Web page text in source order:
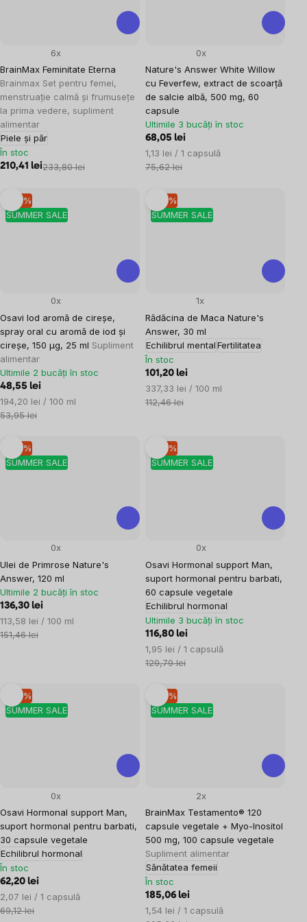
BrainMax Feminitate Eterna
Brainmax Set pentru femei,
menstruație calmă și frumusețe
la prima vedere, supliment
alimentar
Piele și păr
6x
În stoc
210,41 lei233,80 lei
Nature's Answer White Willow
cu Feverfew, extract de scoarță
de salcie albă, 500 mg, 60
capsule
0x
Ultimile 3 bucăți în stoc
68,05 lei
Evaluare
preţ:
1,13 lei / 1 capsulă
75,62 lei
SUMMER SALE
–10 %
Osavi Iod aromă de cireșe,
spray oral cu aromă de iod și
cireșe, 150 µg, 25 ml Supliment
alimentar
0x
Ultimile 2 bucăți în stoc
48,55 lei
Evaluare
preţ:
194,20 lei / 100 ml
53,95 lei
SUMMER SALE
–10 %
Rădăcina de Maca Nature's
Answer, 30 ml
Echilibrul mentalFertilitatea
1x
În stoc
101,20 lei
Evaluare
preţ:
337,33 lei / 100 ml
112,46 lei
SUMMER SALE
–10 %
Ulei de Primrose Nature's
Answer, 120 ml
0x
Ultimile 2 bucăți în stoc
136,30 lei
Evaluare
preţ:
113,58 lei / 100 ml
151,46 lei
SUMMER SALE
–10 %
Osavi Hormonal support Man,
suport hormonal pentru barbati,
60 capsule vegetale
Echilibrul hormonal
0x
Ultimile 3 bucăți în stoc
116,80 lei
Evaluare
preţ:
1,95 lei / 1 capsulă
129,79 lei
SUMMER SALE
–10 %
Osavi Hormonal support Man,
suport hormonal pentru barbati,
30 capsule vegetale
Echilibrul hormonal
0x
În stoc
62,20 lei
Evaluare
preţ:
2,07 lei / 1 capsulă
69,12 lei
SUMMER SALE
–10 %
BrainMax Testamento® 120
capsule vegetale + Myo-Inositol
500 mg, 100 capsule vegetale
Supliment alimentar
Sănătatea femeii
2x
În stoc
185,06 lei
Evaluare
1,54 lei / 1 capsulă